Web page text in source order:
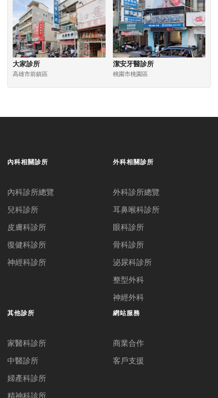
大家診所
高雄市前鎮區
潔安牙醫診所
桃園市桃園區
內科相關診所
內科診所總覽
兒科診所
皮膚科診所
復健科診所
神經科診所
外科相關診所
外科診所總覽
耳鼻喉科診所
眼科診所
骨科診所
泌尿科診所
整型外科
神經外科
其他診所
家醫科診所
中醫診所
婦產科診所
精神科診所
網站服務
商業合作
客戶支援